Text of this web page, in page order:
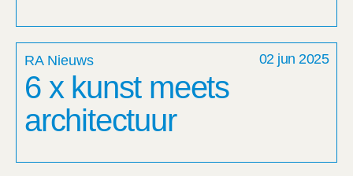
RA Nieuws 02 jun 2025
6 x kunst meets
architectuur